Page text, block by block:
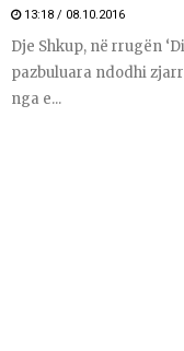
13:18 / 08.10.2016
Dje Shkup, në rrugën
pazbuluara ndodhi
nga e...